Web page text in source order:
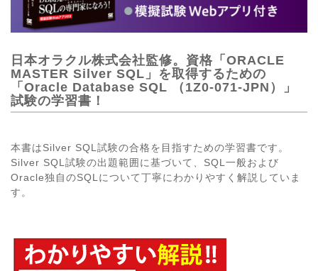
日本オラクル株式会社監修。資格「ORACLE
MASTER Silver SQL」を取得するための
「Oracle Database SQL （1Z0-071-JPN）」
試験の学習書！
本書はSilver SQL試験の合格を目指すための学習書です。
Silver SQL試験の出題範囲に基づいて、SQL一般および
Oracle独自のSQLについて丁寧にわかりやすく解説していま
す。